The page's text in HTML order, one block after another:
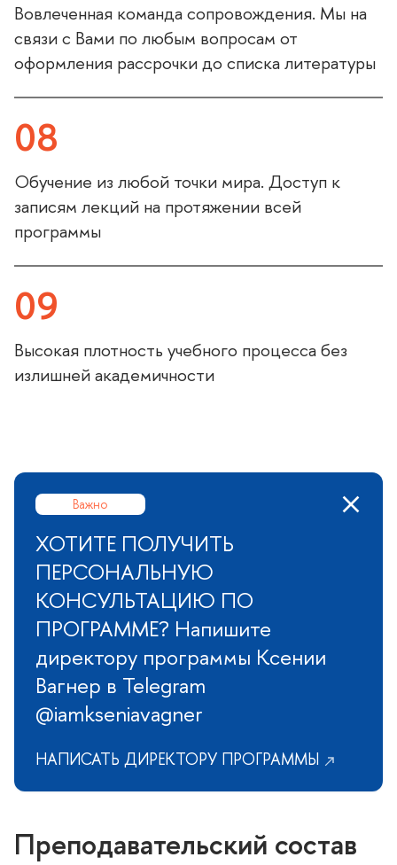
овлеченная команда сопровождения. Мы на
связи с Вами по любым вопросам от
оформления рассрочки до списка литературы
08
Обучение из любой точки мира. Доступ к
записям лекций на протяжении всей
программы
09
ысокая плотность учебного процесса без
излишней академичности
ажно
ХОТИТЕ ПОЛУЧИТЬ
ПЕРСОНАЛЬНУЮ
КОНСУЛЬТАЦИЮ ПО
ПРОГРАММЕ? Напишите
директору программы Ксении
агнер в Telegram
@iamkseniavagner
НАПИСАТЬ ДИРЕКТОРУ ПРОГРАММЫ
Преподавательский соста